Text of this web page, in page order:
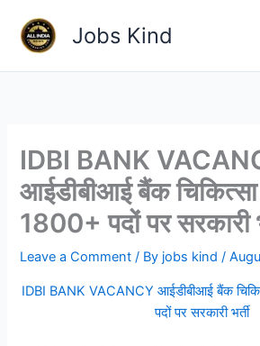
content
Jobs Kind
IDBI BANK
आईडीबीआई बैंक
1800+ पदों पर सरकारी
Leave a Comment / By jobs kind/
IDBI BANK VACANCY आईडीबीआई बैंक
पदों पर सरकारी भर्ती